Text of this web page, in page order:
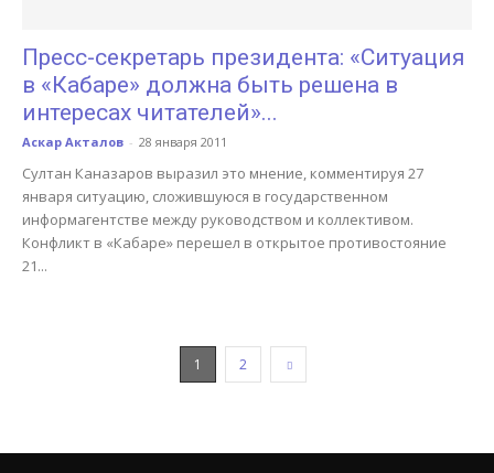
Пресс-секретарь президента: «Ситуация
в «Кабаре» должна быть решена в
интересах читателей»...
Аскар Акталов - 28 января 2011
Султан Каназаров выразил это мнение, комментируя 27
января ситуацию, сложившуюся в государственном
информагентстве между руководством и коллективом.
Конфликт в «Кабаре» перешел в открытое противостояние
21...
1 2